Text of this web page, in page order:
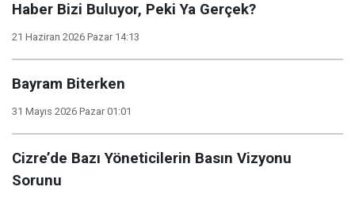
Haber Bizi Buluyor, Peki Ya Gerçek?
21 Haziran 2026 Pazar 14:13
Bayram Biterken
31 Mayıs 2026 Pazar 01:01
Cizre’de Bazı Yöneticilerin Basın Vizyonu
Sorunu